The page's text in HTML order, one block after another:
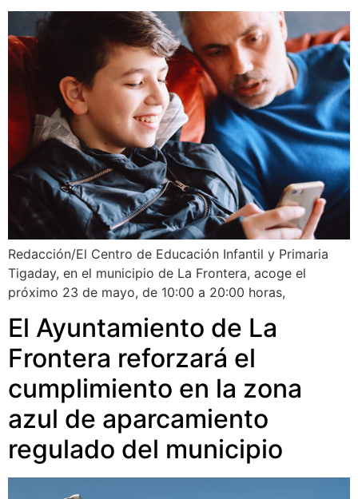
Redacción/El Centro de Educación Infantil y Primaria
Tigaday, en el municipio de La Frontera, acoge el
próximo 23 de mayo, de 10:00 a 20:00 horas,
El Ayuntamiento de La
Frontera reforzará el
cumplimiento en la zona
azul de aparcamiento
regulado del municipio